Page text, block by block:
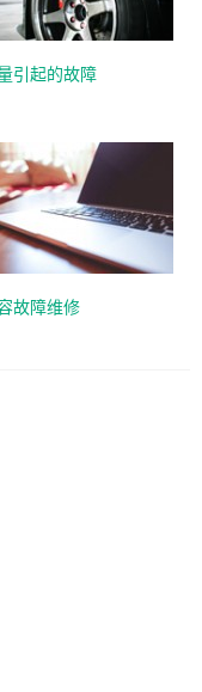
引起的故障
故障维修